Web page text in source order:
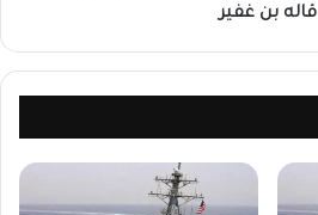
قاله بن غفير